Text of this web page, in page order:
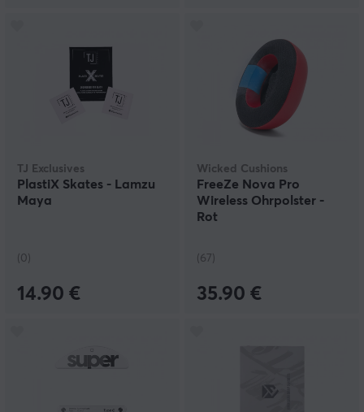
TJ Exclusives
PlastiX Skates - Lamzu
Maya
(0)
14.90 €
Wicked Cushions
FreeZe Nova Pro
Wireless Ohrpolster -
Rot
(67)
35.90 €